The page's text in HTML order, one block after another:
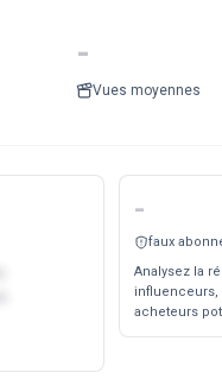
-
Vues moyennes
-
faux
Analysez la
influenceurs,
acheteurs